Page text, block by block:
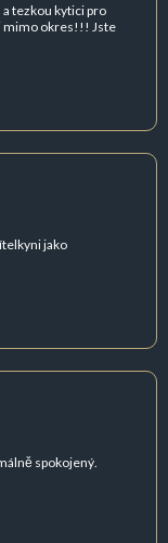
tezkou kytici pro
mimo okres!!! Jste
jako
spokojený.